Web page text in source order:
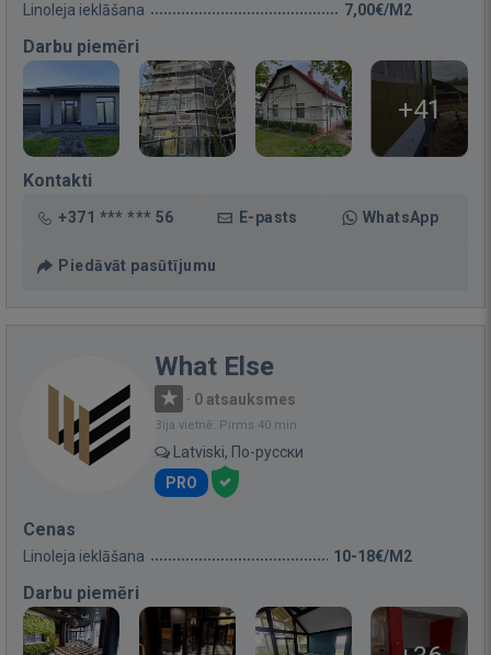
Linoleja ieklāšana 7,00€/M2
Darbu piemēri
+41
Kontakti
+371 *** *** 56 E-pasts WhatsApp
Piedāvāt pasūtījumu
What Else
· 0 atsauksmes
Bija vietnē: Pirms 40 min.
Latviski, По-русски
PRO
Cenas
Linoleja ieklāšana 10-18€/M2
Darbu piemēri